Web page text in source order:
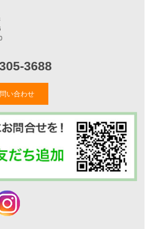
ムズについて
情報
い合わせ